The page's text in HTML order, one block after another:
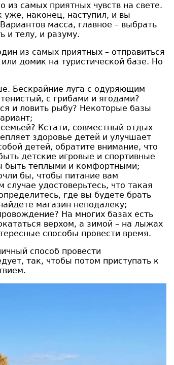
самых приятных чувств на свете.
уже, наконец, наступил, и вы
масса, главное – выбрать
и телу, и разуму.
из самых приятных – отправиться
домик на туристической базе. Но
Бескрайние луга с одуряющим
с грибами и ягодами?
и ловить рыбу? Некоторые базы
Кстати, совместный отдых
здоровье детей и улучшает
детей, обратите внимание, что
детские игровые и спортивные
быть теплыми и комфортными;
бы, чтобы питание вам
удостоверьтесь, что такая
где вы будете брать
магазин неподалеку;
На многих базах есть
верхом, а зимой – на лыжах
способы провести время.
способ провести
так, чтобы потом приступать к